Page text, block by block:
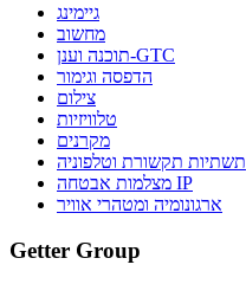
גיימינג
מחשוב
תוכנה וענן-GTC
הדפסה וגימור
צילום
טלוויזיות
מקרנים
תשתיות תקשורת וטלפוניה
מצלמות אבטחה IP
ארגונומיה ומטהרי אוויר
Getter Group